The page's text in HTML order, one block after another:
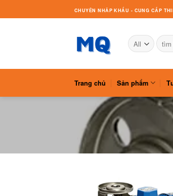
to
CHUYÊN NHÂP KHẨU - CUNG CẤP
Search
for:
Trang chủ Sản phẩm